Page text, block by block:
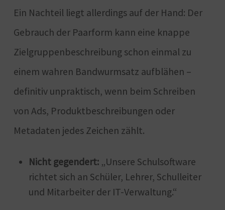
Ein Nachteil liegt allerdings auf der Hand: Der
Gebrauch der Paarform kann eine knappe
Zielgruppenbeschreibung schon einmal zu
einem wahren Bandwurmsatz aufblähen –
definitiv unpraktisch, wenn beim Schreiben
von Ads, Produktbeschreibungen oder
Metadaten jedes Zeichen zählt.
Nicht gegendert:„Unsere Schulsoftware
richtet sich an Schüler, Lehrer, Schulleiter
und Mitarbeiter der IT-Verwaltung.“